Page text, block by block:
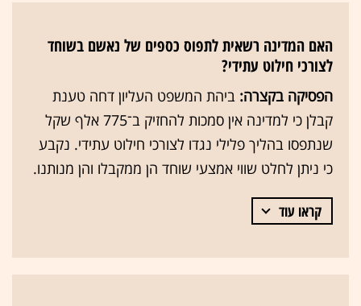
האם המדינה רשאית לתפוס כספים של נאשם בשוחד
לצורכי חילוט עתידי?
הפסיקה בקצרה: ביהת המשפט העליון דחה טענת
קבלן כי למדינה אין סמכות להחזיק ב־775 אלף שקל
שנתפסו בהליך פלילי נגדו לצורכי חילוט עתידי. נקבע
כי ניתן לחלט שווי אמצעי שוחד הן ממקבלו והן מנותנו.
קראו עוד